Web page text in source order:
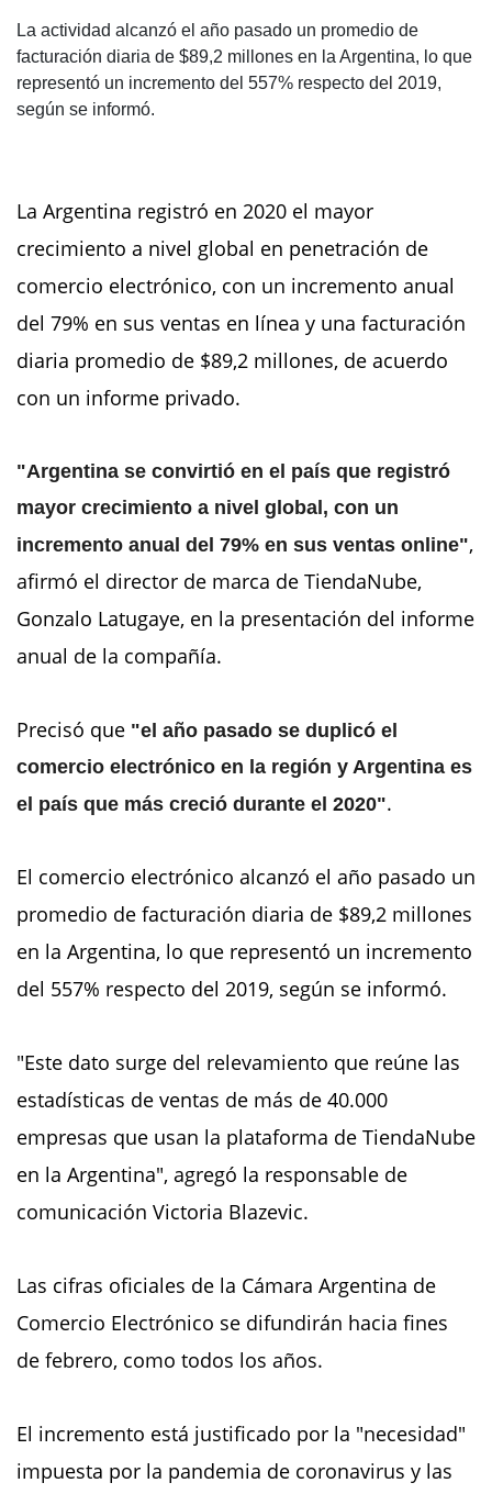
La actividad alcanzó el año pasado un promedio de
facturación diaria de $89,2 millones en la Argentina, lo que
representó un incremento del 557% respecto del 2019,
según se informó.
La Argentina registró en 2020 el mayor
crecimiento a nivel global en penetración de
comercio electrónico, con un incremento anual
del 79% en sus ventas en línea y una facturación
diaria promedio de $89,2 millones, de acuerdo
con un informe privado.
"Argentina se convirtió en el país que registró
mayor crecimiento a nivel global, con un
incremento anual del 79% en sus ventas online",
afirmó el director de marca de TiendaNube,
Gonzalo Latugaye, en la presentación del informe
anual de la compañía.
Precisó que "el año pasado se duplicó el
comercio electrónico en la región y Argentina es
el país que más creció durante el 2020".
El comercio electrónico alcanzó el año pasado un
promedio de facturación diaria de $89,2 millones
en la Argentina, lo que representó un incremento
del 557% respecto del 2019, según se informó.
"Este dato surge del relevamiento que reúne las
estadísticas de ventas de más de 40.000
empresas que usan la plataforma de TiendaNube
en la Argentina", agregó la responsable de
comunicación Victoria Blazevic.
Las cifras oficiales de la Cámara Argentina de
Comercio Electrónico se difundirán hacia fines
de febrero, como todos los años.
El incremento está justificado por la "necesidad"
impuesta por la pandemia de coronavirus y las